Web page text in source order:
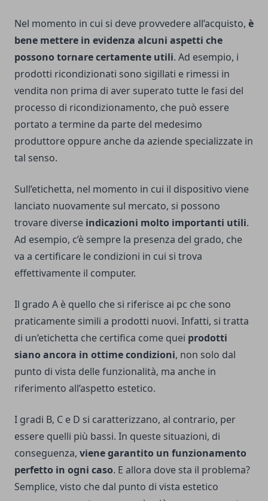
Nel momento in cui si deve provvedere all’acquisto, è
bene mettere in evidenza alcuni aspetti che
possono tornare certamente utili. Ad esempio, i
prodotti ricondizionati sono sigillati e rimessi in
vendita non prima di aver superato tutte le fasi del
processo di ricondizionamento, che può essere
portato a termine da parte del medesimo
produttore oppure anche da aziende specializzate in
tal senso.
Sull’etichetta, nel momento in cui il dispositivo viene
lanciato nuovamente sul mercato, si possono
trovare diverse indicazioni molto importanti utili.
Ad esempio, c’è sempre la presenza del grado, che
va a certificare le condizioni in cui si trova
effettivamente il computer.
Il grado A è quello che si riferisce ai pc che sono
praticamente simili a prodotti nuovi. Infatti, si tratta
di un’etichetta che certifica come quei prodotti
siano ancora in ottime condizioni, non solo dal
punto di vista delle funzionalità, ma anche in
riferimento all’aspetto estetico.
I gradi B, C e D si caratterizzano, al contrario, per
essere quelli più bassi. In queste situazioni, di
conseguenza, viene garantito un funzionamento
perfetto in ogni caso. E allora dove sta il problema?
Semplice, visto che dal punto di vista estetico